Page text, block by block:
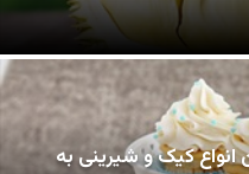
انواع کیک و شیرینی به